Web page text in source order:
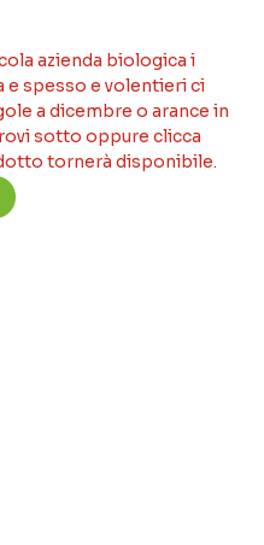
azienda biologica i
e spesso e volentieri ci
a dicembre o arance in
sotto oppure clicca
tornerà disponibile.